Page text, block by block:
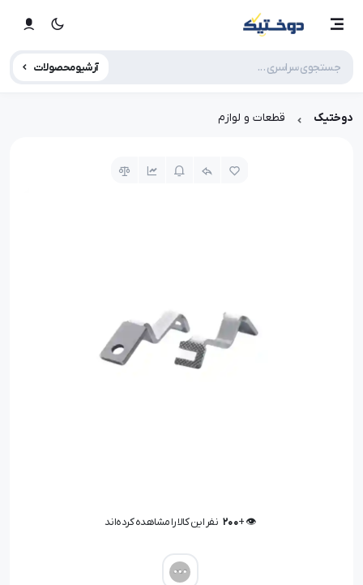
آرشیو محصولات
دوختیک قطعات و لوازم
👁️ +
200 نفر این کالا را مشاهده کرده‌اند